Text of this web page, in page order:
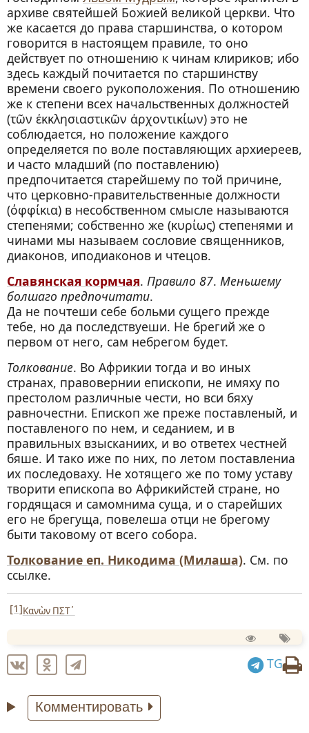
архиве святейшей Божией великой церкви. Что
же касается до права старшинства, о котором
говорится в настоящем правиле, то оно
действует по отношению к чинам клириков; ибо
здесь каждый почитается по старшинству
времени своего рукоположения. По отношению
же к степени всех начальственных должностей
(τῶν ἐκκλησιαστικῶν ἀρχοντικίων) это не
соблюдается, но положение каждого
определяется по воле поставляющих архиереев,
и часто младший (по поставлению)
предпочитается старейшему по той причине,
что церковно-правительственные должности
(όφφίκια) в несобственном смысле называются
степенями; собственно же (κυρίως) степенями и
чинами мы называем сословие священников,
диаконов, иподиаконов и чтецов.
Славянская кормчая. Правило 87. Меньшему
болшаго предпочитати.
Да не почтеши себе больми сущего прежде
тебе, но да последствуеши. Не брегий же о
первом от него, сам небрегом будет.
Толкование. Во Африкии тогда и во иных
странах, правовернии епископи, не имяху по
престолом различные чести, но вси бяху
равночестни. Епископ же преже поставленый, и
поставленого по нем, и седанием, и в
правильных взысканиих, и во ответех честней
бяше. И тако иже по них, по летом поставлениа
их последоваху. He хотящего же по тому уставу
творити епископа во Африкийстей стране, но
гордящася и самомнима суща, и о старейших
его не брегуща, повелеша отци не брегому
быти таковому от всего собора.
Толкование еп. Никодима (Милаша). См. по
ссылке.
[1]Κανὼν ΠΣΤ´
TG
Комментировать